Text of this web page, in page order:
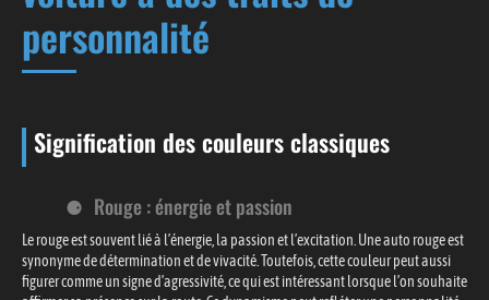
personnalité
Signification des couleurs classiques
Rouge : énergie et passion
Le rouge est souvent lié à l’énergie, la passion et l’excitation. Une auto rouge est
synonyme de détermination et de vivacité. Toutefois, cette couleur peut aussi
figurer comme un signe d’agressivité, ce qui est intéressant lorsque l’on souhaite